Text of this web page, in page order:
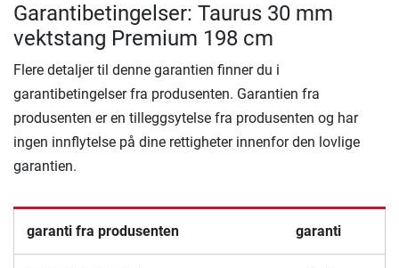
Garantibetingelser: Taurus 30 mm
vektstang Premium 198 cm
Flere detaljer til denne garantien finner du i
garantibetingelser fra produsenten. Garantien fra
produsenten er en tilleggsytelse fra produsenten og har
ingen innflytelse på dine rettigheter innenfor den lovlige
garantien.
garanti fra produsenten garanti